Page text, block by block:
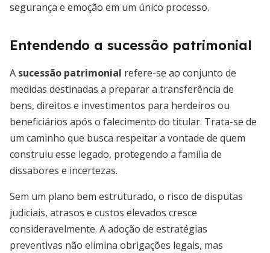
segurança e emoção em um único processo.
Entendendo a sucessão patrimonial
A sucessão patrimonial refere-se ao conjunto de
medidas destinadas a preparar a transferência de
bens, direitos e investimentos para herdeiros ou
beneficiários após o falecimento do titular. Trata-se de
um caminho que busca respeitar a vontade de quem
construiu esse legado, protegendo a família de
dissabores e incertezas.
Sem um plano bem estruturado, o risco de disputas
judiciais, atrasos e custos elevados cresce
consideravelmente. A adoção de estratégias
preventivas não elimina obrigações legais, mas